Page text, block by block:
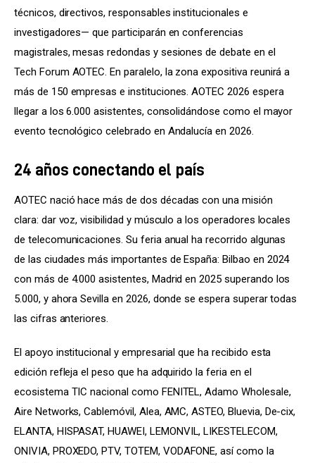
técnicos, directivos, responsables institucionales e
investigadores— que participarán en conferencias
magistrales, mesas redondas y sesiones de debate en el
Tech Forum AOTEC. En paralelo, la zona expositiva reunirá a
más de 150 empresas e instituciones. AOTEC 2026 espera
llegar a los 6.000 asistentes, consolidándose como el mayor
evento tecnológico celebrado en Andalucía en 2026.
24 años conectando el país
AOTEC nació hace más de dos décadas con una misión
clara: dar voz, visibilidad y músculo a los operadores locales
de telecomunicaciones. Su feria anual ha recorrido algunas
de las ciudades más importantes de España: Bilbao en 2024
con más de 4.000 asistentes, Madrid en 2025 superando los
5.000, y ahora Sevilla en 2026, donde se espera superar todas
las cifras anteriores.
El apoyo institucional y empresarial que ha recibido esta
edición refleja el peso que ha adquirido la feria en el
ecosistema TIC nacional como FENITEL, Adamo Wholesale,
Aire Networks, Cablemóvil, Alea, AMC, ASTEO, Bluevia, De-cix,
ELANTA, HISPASAT, HUAWEI, LEMONVIL, LIKESTELECOM,
ONIVIA, PROXEDO, PTV, TOTEM, VODAFONE, así como la